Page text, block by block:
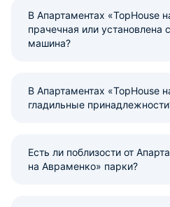
В Апартаментах «TopHouse
прачечная или установлена
машина?
В Апартаментах «TopHouse
гладильные
Есть ли поблизости от
на Авраменко» парки?